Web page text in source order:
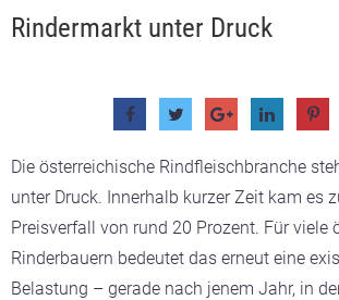
Rindermarkt unter Druck
Die österreichische Rindfleischbranche
unter Druck. Innerhalb kurzer Zeit kam es
Preisverfall von rund 20 Prozent. Für viele
Rinderbauern bedeutet das erneut eine
Belastung – gerade nach jenem Jahr, in